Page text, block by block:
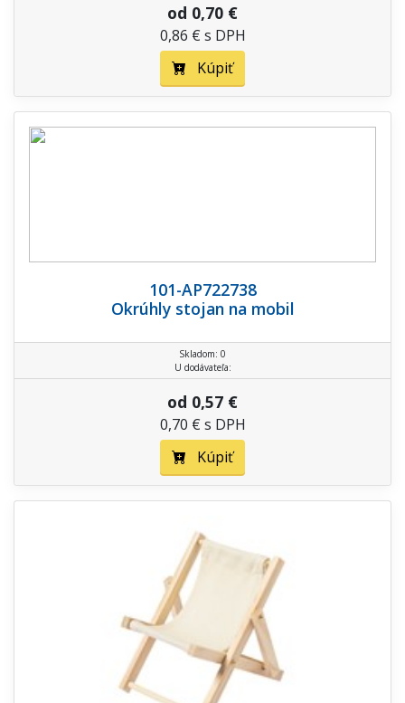
od 0,70 €
0,86 € s DPH
Kúpiť
101-AP722738
Okrúhly stojan na mobil
Skladom: 0
U dodávateľa:
od 0,57 €
0,70 € s DPH
Kúpiť